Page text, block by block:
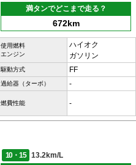
満タンでどこまで走る？
672km
使用燃料
エンジン
ハイオク
ガソリン
駆動方式 FF
過給器（ターボ） -
燃費性能 -
10・15
13.2km/L